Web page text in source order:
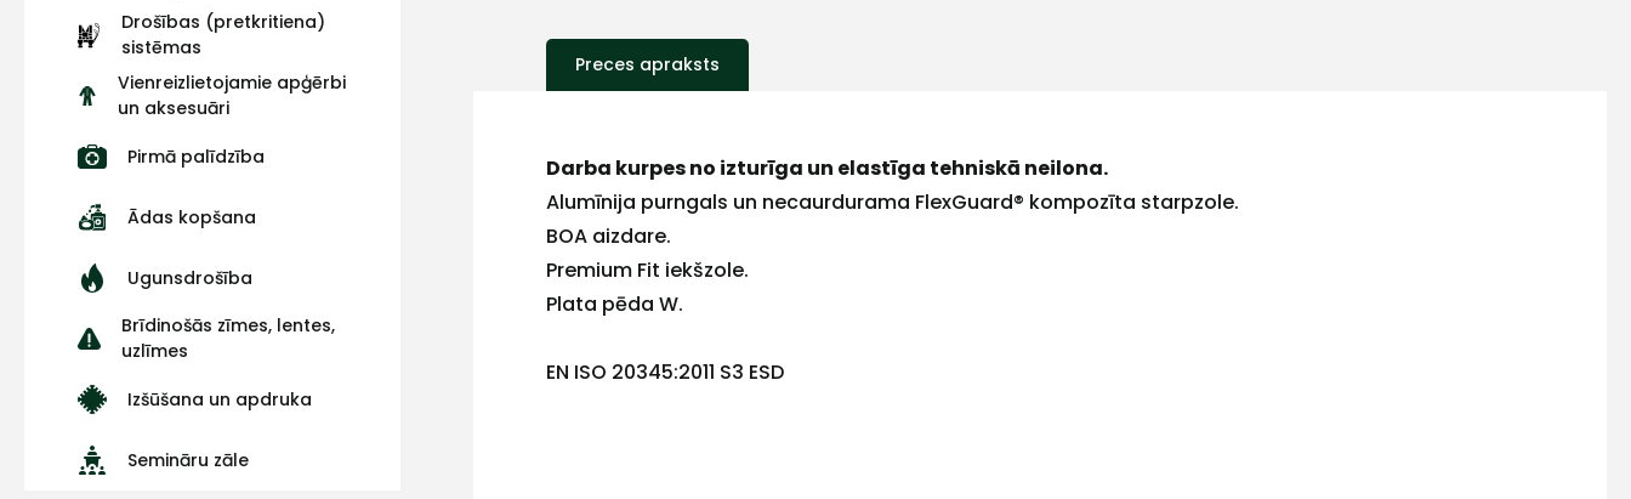
Drošības (pretkritiena)
sistēmas
Vienreizlietojamie apģērbi
un aksesuāri
Pirmā palīdzība
Ādas kopšana
Ugunsdrošība
Brīdinošās zīmes, lentes,
uzlīmes
Izšūšana un apdruka
Semināru zāle
Preces apraksts
Darba kurpes no izturīga un elastīga tehniskā neilona.
Alumīnija purngals un necaurdurama FlexGuard® kompozīta starpzole.
BOA aizdare.
Premium Fit iekšzole.
Plata pēda W.
EN ISO 20345:2011 S3 ESD
+